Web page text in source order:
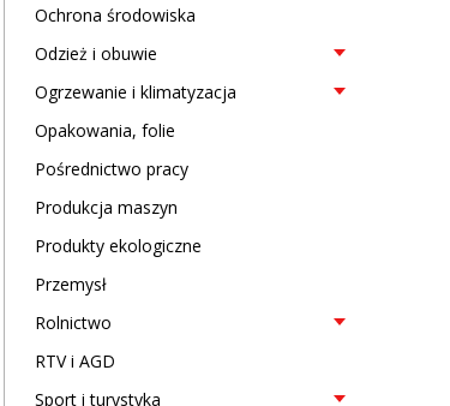
Ochrona środowiska
Odzież i obuwie
Ogrzewanie i klimatyzacja
Opakowania, folie
Pośrednictwo pracy
Produkcja maszyn
Produkty ekologiczne
Przemysł
Rolnictwo
RTV i AGD
Sport i turystyka